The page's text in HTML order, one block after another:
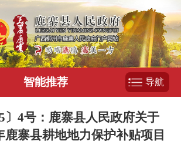
智能推荐 导航
〕4号：鹿寨县人民政府关于
鹿寨县耕地地力保护补贴项目